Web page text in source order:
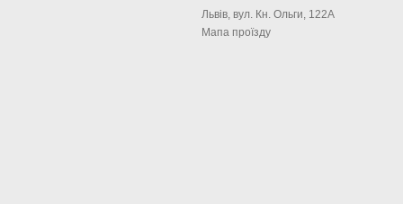
Львів, вул. Кн. Ольги, 122А
Мапа проїзду